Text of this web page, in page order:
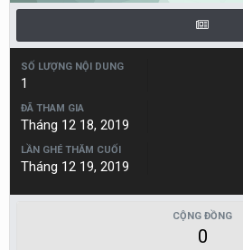
SỐ LƯỢNG NỘI DUNG
1
ĐÃ THAM GIA
Tháng 12 18, 2019
LẦN GHÉ THĂM CUỐI
Tháng 12 19, 2019
CỘNG ĐỒNG
0